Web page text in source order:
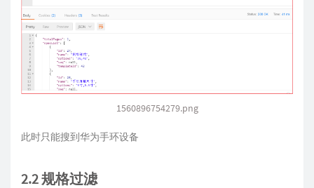
1560896754279.png
此时只能搜到华为手环设备
2.2 规格过滤